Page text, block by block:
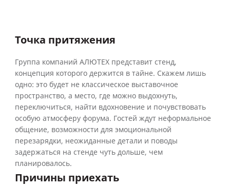
Точка притяжения
Группа компаний АЛЮТЕХ представит стенд,
концепция которого держится в тайне. Скажем лишь
одно: это будет не классическое выставочное
пространство, а место, где можно выдохнуть,
переключиться, найти вдохновение и почувствовать
особую атмосферу форума. Гостей ждут неформальное
общение, возможности для эмоциональной
перезарядки, неожиданные детали и поводы
задержаться на стенде чуть дольше, чем
планировалось.
Причины приехать